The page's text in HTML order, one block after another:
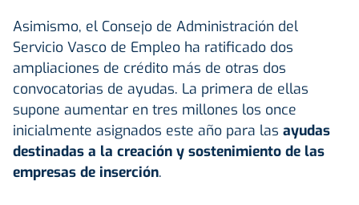
Asimismo, el Consejo de Administración del
Servicio Vasco de Empleo ha ratificado dos
ampliaciones de crédito más de otras dos
convocatorias de ayudas. La primera de ellas
supone aumentar en tres millones los once
inicialmente asignados este año para las ayudas
destinadas a la creación y sostenimiento de las
empresas de inserción.